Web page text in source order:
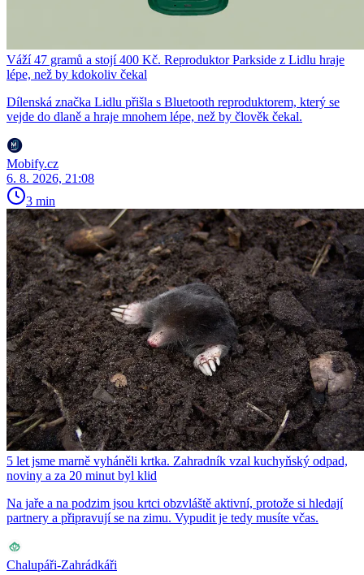
Váží 47 gramů a stojí 400 Kč. Reproduktor Parkside z Lidlu hraje
lépe, než by kdokoliv čekal
Dílenská značka Lidlu přišla s Bluetooth reproduktorem, který se
vejde do dlaně a hraje mnohem lépe, než by člověk čekal.
Mobify.cz
6. 8. 2026, 21:08
3 min
5 let jsme marně vyháněli krtka. Zahradník vzal kuchyňský odpad,
noviny a za 20 minut byl klid
Na jaře a na podzim jsou krtci obzvláště aktivní, protože si hledají
partnery a připravují se na zimu. Vypudit je tedy musíte včas.
Chalupáři-Zahrádkáři